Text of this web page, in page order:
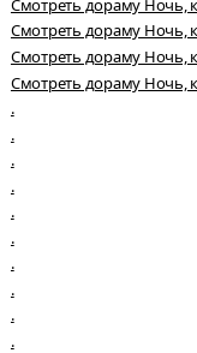
Смотреть дораму Ночь,
Смотреть дораму Ночь,
Смотреть дораму Ночь,
.
.
.
.
.
.
.
.
.
.